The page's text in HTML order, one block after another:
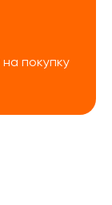
на покупку